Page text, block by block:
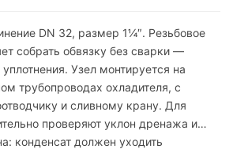
DN 32, размер 1¼″. Резьбовое
собрать обвязку без сварки —
Узел монтируется на
трубопроводах охладителя, с
и сливному крану. Для
проверяют уклон дренажа и
конденсат должен уходить